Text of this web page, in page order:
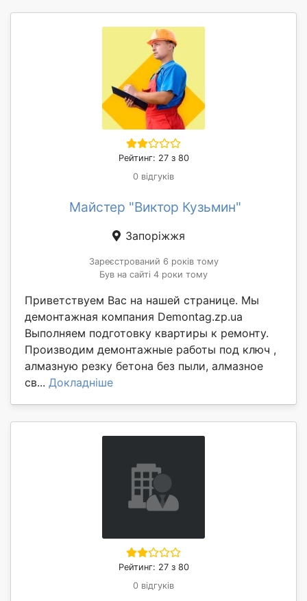
Рейтинг: 27 з 80
0 відгуків
Майстер "Виктор Кузьмин"
Запоріжжя
Зареєстрований 6 років тому
Був на сайті 4 роки тому
Приветствуем Вас на нашей странице. Мы
демонтажная компания Demontag.zp.ua
Выполняем подготовку квартиры к ремонту.
Производим демонтажные работы под ключ ,
алмазную резку бетона без пыли, алмазное
св... Докладніше
Рейтинг: 27 з 80
0 відгуків